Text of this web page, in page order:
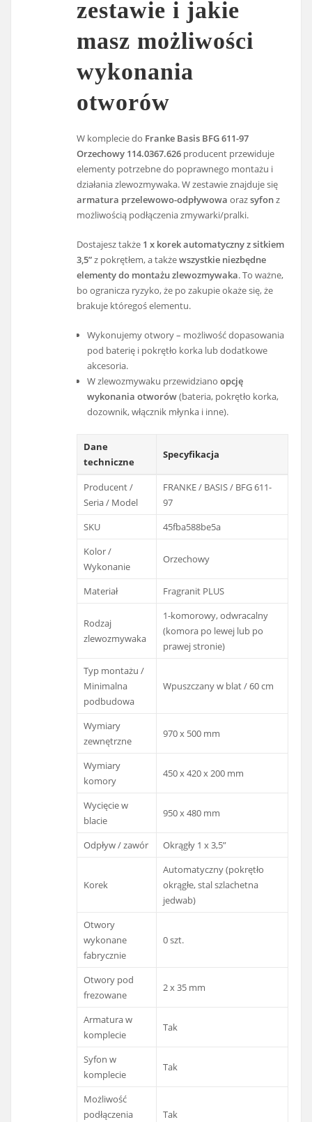
zestawie i jakie
masz możliwości
wykonania
otworów
W komplecie do Franke Basis BFG 611-97
Orzechowy 114.0367.626 producent przewiduje
elementy potrzebne do poprawnego montażu i
działania zlewozmywaka. W zestawie znajduje się
armatura przelewowo-odpływowa orazsyfonz
możliwością podłączenia zmywarki/pralki.
Dostajesz także 1 x korek automatyczny z sitkiem
3,5”z pokrętłem, a takżewszystkie niezbędne
elementy do montażu zlewozmywaka. To ważne,
bo ogranicza ryzyko, że po zakupie okaże się, że
brakuje któregoś elementu.
Wykonujemy otwory – możliwość dopasowania
pod baterię i pokrętło korka lub dodatkowe
akcesoria.
W zlewozmywaku przewidziano opcję
wykonania otworów(bateria, pokrętło korka,
dozownik, włącznik młynka i inne).
Dane
techniczne
Specyfikacja
Producent /
Seria / Model
FRANKE / BASIS / BFG 611-
97
SKU
45fba588be5a
Kolor /
Wykonanie
Orzechowy
Materiał Fragranit PLUS
Rodzaj
zlewozmywaka
1-komorowy, odwracalny
(komora po lewej lub po
prawej stronie)
Typ montażu /
Minimalna
podbudowa
Wpuszczany w blat / 60 cm
Wymiary
zewnętrzne
970 x 500 mm
Wymiary
komory
450 x 420 x 200 mm
Wycięcie w
blacie
950 x 480 mm
Odpływ / zawór Okrągły 1 x 3,5”
Korek
Automatyczny (pokrętło
okrągłe, stal szlachetna
jedwab)
Otwory
wykonane
fabrycznie
0 szt.
Otwory pod
frezowane
2 x 35 mm
Armatura w
komplecie
Tak
Syfon w
komplecie
Tak
Możliwość
podłączenia
Tak